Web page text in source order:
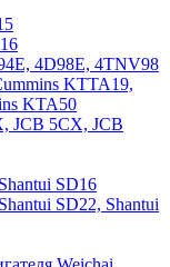
4D98E, 4TNV98
KTTA19,
KTA50
JCB 5CX, JCB
SD16
SD22, Shantui